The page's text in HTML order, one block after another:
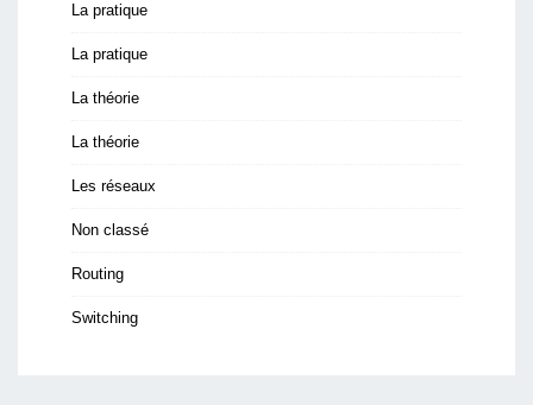
La pratique
La pratique
La théorie
La théorie
Les réseaux
Non classé
Routing
Switching